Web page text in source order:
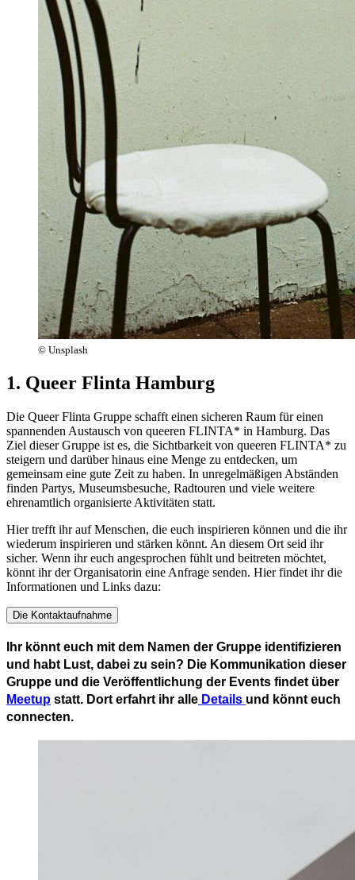
© Unsplash
1. Queer Flinta Hamburg
Die Queer Flinta Gruppe schafft einen sicheren Raum für einen
spannenden Austausch von queeren FLINTA* in Hamburg. Das
Ziel dieser Gruppe ist es, die Sichtbarkeit von queeren FLINTA* zu
steigern und darüber hinaus eine Menge zu entdecken, um
gemeinsam eine gute Zeit zu haben. In unregelmäßigen Abständen
finden Partys, Museumsbesuche, Radtouren und viele weitere
ehrenamtlich organisierte Aktivitäten statt.
Hier trefft ihr auf Menschen, die euch inspirieren können und die ihr
wiederum inspirieren und stärken könnt. An diesem Ort seid ihr
sicher. Wenn ihr euch angesprochen fühlt und beitreten möchtet,
könnt ihr der Organisatorin eine Anfrage senden. Hier findet ihr die
Informationen und Links dazu:
Die Kontaktaufnahme
Ihr könnt euch mit dem Namen der Gruppe identifizieren
und habt Lust, dabei zu sein? Die Kommunikation dieser
Gruppe und die Veröffentlichung der Events findet über
Meetup statt. Dort erfahrt ihr alle Details und könnt euch
connecten.